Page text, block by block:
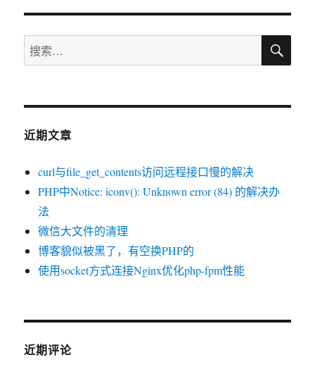
搜
索：
搜
近期文章
curl与file_get_contents访问远程接口慢的解决
PHP中Notice: iconv(): Unknown error (84) 的解决办
法
微信大文件的清理
博客貌似被黑了，有空换PHP的
使用socket方式连接Nginx优化php-fpm性能
近期评论